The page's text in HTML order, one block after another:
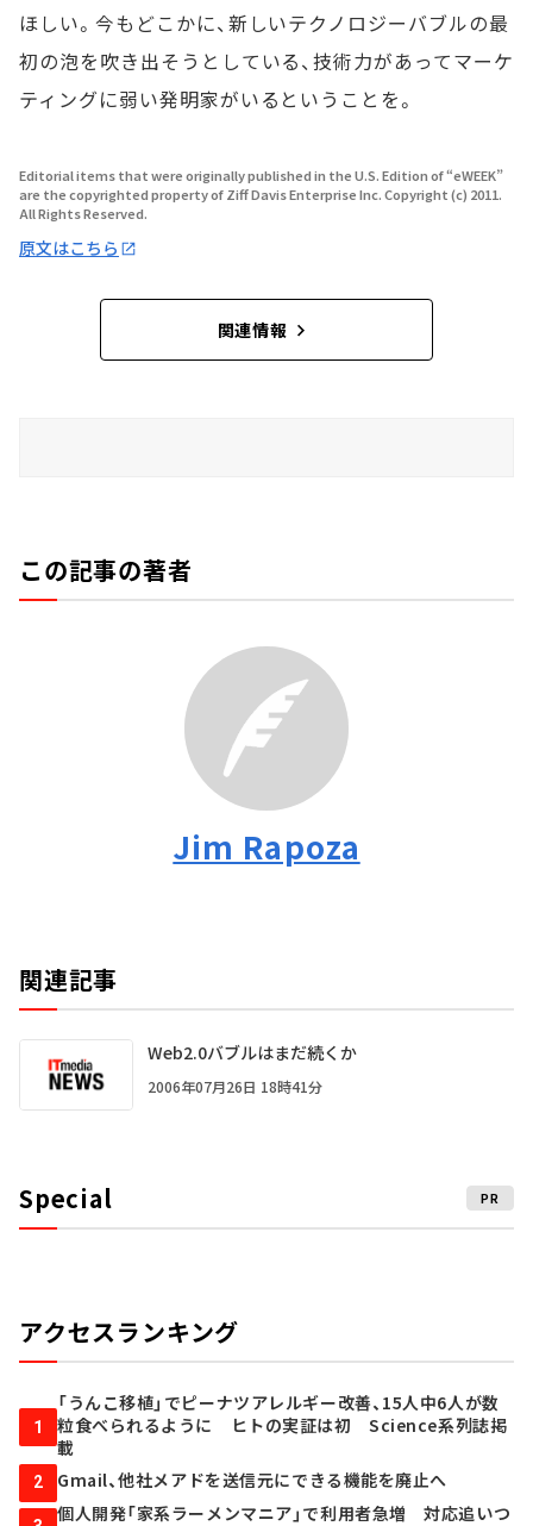
ほしい。今もどこかに、新しいテクノロジーバブルの最
初の泡を吹き出そうとしている、技術力があってマーケ
ティングに弱い発明家がいるということを。
Editorial items that were originally published in the U.S. Edition of “eWEEK”
are the copyrighted property of Ziff Davis Enterprise Inc. Copyright (c) 2011.
All Rights Reserved.
原文はこちら
関連情報
この記事の著者
Jim Rapoza
関連記事
Web2.0バブルはまだ続くか
2006年07月26日 18時41分
Special PR
アクセスランキング
1
「うんこ移植」でピーナツアレルギー改善、15人中6人が数
粒食べられるように ヒトの実証は初 Science系列誌掲
載
2 Gmail、他社メアドを送信元にできる機能を廃止へ
個人開発「家系ラーメンマニア」で利用者急増 対応追いつ